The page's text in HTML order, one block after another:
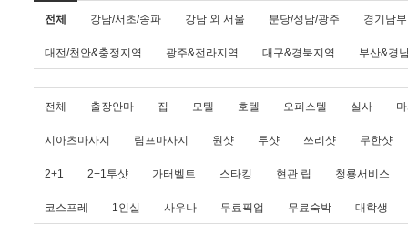
전체 강남/서초/송파 강남 외 서울 분당/성남/광주 경기남부
대전/천안&충정지역 광주&전라지역 대구&경북지역 부산&경
전체 출장안마 집 모텔 호텔 오피스텔 실사
시아츠마사지 림프마사지 원샷 투샷 쓰리샷 무한샷
2+1 2+1투샷 가터벨트 스타킹 현관 립 청룡서비스
코스프레 1인실 사우나 무료픽업 무료숙박 대학생